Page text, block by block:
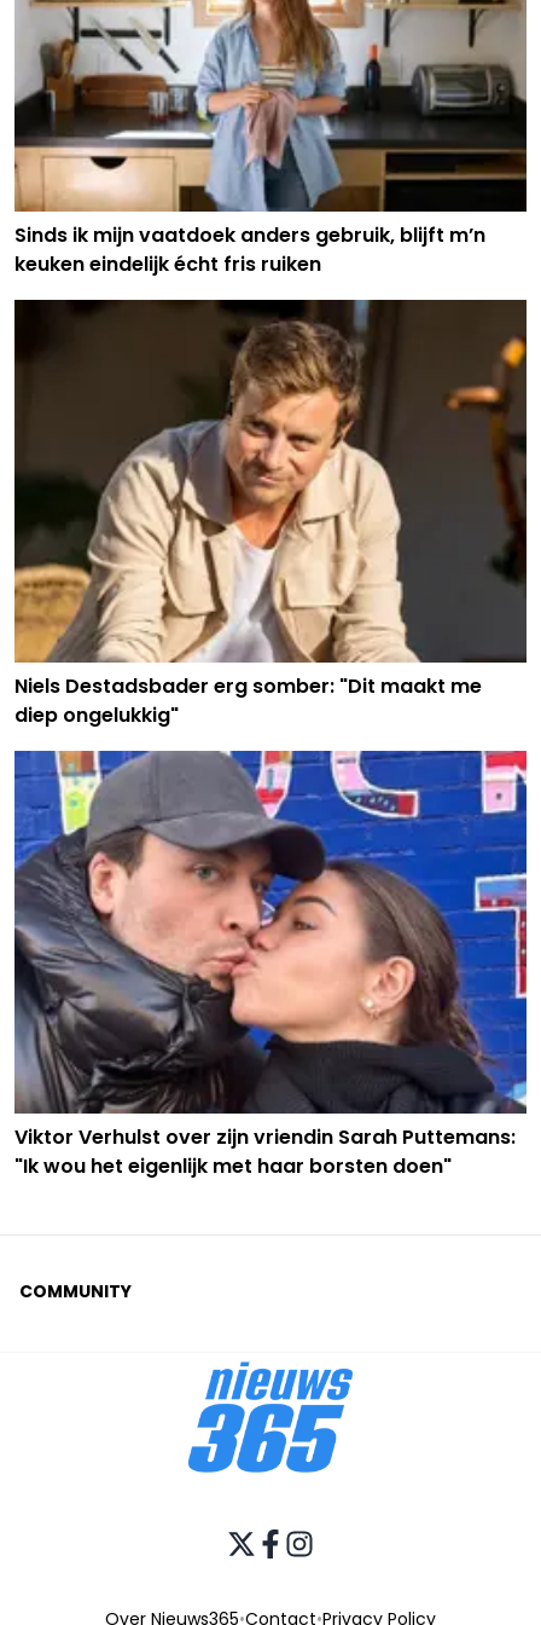
Sinds ik mijn vaatdoek anders gebruik, blijft m’n
keuken eindelijk écht fris ruiken
Niels Destadsbader erg somber: "Dit maakt me
diep ongelukkig"
Viktor Verhulst over zijn vriendin Sarah Puttemans:
"Ik wou het eigenlijk met haar borsten doen"
COMMUNITY
Over Nieuws365•Contact•Privacy Policy